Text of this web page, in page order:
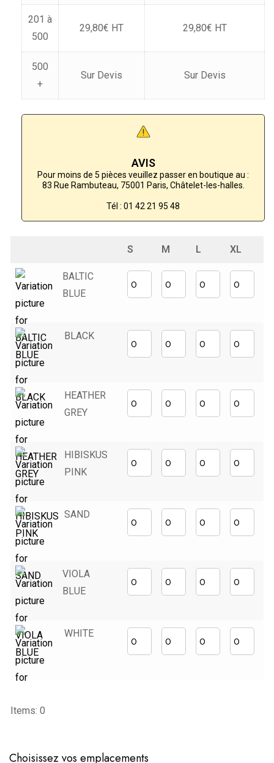
201 à
500
29,80€ HT 29,80€ HT
500
+
Sur Devis Sur Devis
AVIS
Pour moins de 5 pièces veuillez passer en boutique au :
83 Rue Rambuteau, 75001 Paris, Châtelet-les-halles.
Tél : 01 42 21 95 48
S M L XL
BALTIC
BLUE
BLACK
HEATHER
GREY
HIBISKUS
PINK
SAND
VIOLA
BLUE
WHITE
Items: 0
Choisissez vos emplacements